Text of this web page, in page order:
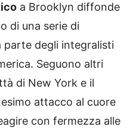
a Brooklyn diffonde
di una serie di
degli integralisti
Seguono altri
di New York e il
attacco al cuore
con fermezza alle